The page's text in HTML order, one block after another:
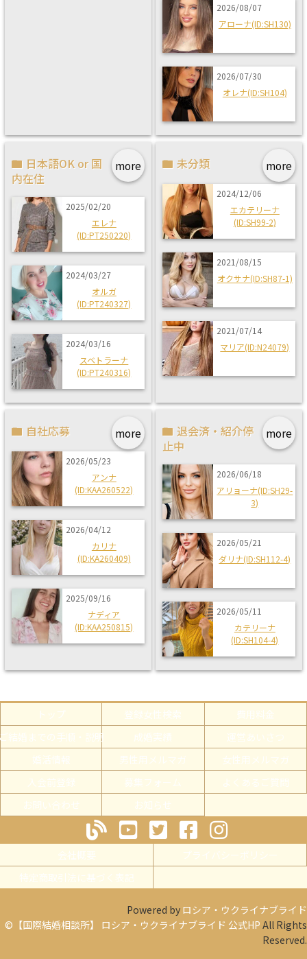
2026/08/07
アローナ(ID:SH130)
2026/07/30
オレナ(ID:SH104)
more
日本語OK or 国
内在住
2025/02/20
エレナ
(ID:PT250220)
2024/03/27
オルガ
(ID:PT240327)
2024/03/16
スベトラーナ
(ID:PT240316)
more
未分類
2024/12/06
エカテリーナ
(ID:SH99-2)
2021/08/15
オクサナ(ID:SH87-1)
2021/07/14
マリア(ID:N24079)
more
自社応募
2026/05/23
アンナ
(ID:KAA260522)
2026/04/12
カリナ
(ID:KA260409)
2025/09/16
ナディア
(ID:KAA250815)
more
退会済・紹介停
止中
2026/06/18
アリョーナ(ID:SH29-
3)
2026/05/21
ダリナ(ID:SH112-4)
2026/05/11
カテリーナ
(ID:SH104-4)
トップ 登録女性検索
費用料金
結婚までの手順・説明
成婚実績
運営あいさつ
婚活情報
男性用メルマガ
女性用メルマガ
入会前登録
募集フォーム
よくあるご質問
お問い合わせ
お知らせ
会社概要
プライバシーポリシー
特定商取引法に基づく表記
Powered by ロシア・ウクライナブライド
©【国際結婚相談所】 ロシア・ウクライナブライド 公式HP All Rights
Reserved.